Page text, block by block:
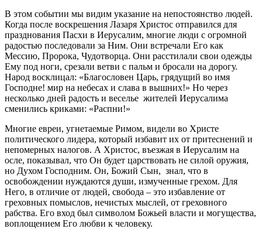
В этом событии мы видим указание на непостоянство людей.
Когда после воскрешения Лазаря Христос отправился для
празднования Пасхи в Иерусалим, многие люди с огромной
радостью последовали за Ним. Они встречали Его как
Мессию, Пророка, Чудотворца. Они расстилали свои одежды
Ему под ноги, срезали ветви с пальм и бросали на дорогу.
Народ восклицал: «Благословен Царь, грядущий во имя
Господне! мир на небесах и слава в вышних!» Но через
несколько дней радость и веселье жителей Иерусалима
сменились криками: «Распни!»
Многие евреи, угнетаемые Римом, видели во Христе
политического лидера, который избавит их от притеснений и
непомерных налогов. А Христос, въезжая в Иерусалим на
осле, показывал, что Он будет царствовать не силой оружия,
но Духом Господним. Он, Божий Сын, знал, что в
освобождении нуждаются души, измученные грехом. Для
Него, в отличие от людей, свобода – это избавление от
греховных помыслов, нечистых мыслей, от греховного
рабства. Его вход был символом Божьей власти и могущества,
воплощением Его любви к человеку.